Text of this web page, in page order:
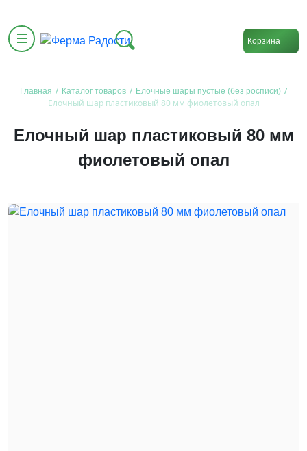
Корзина
Главная / Каталог товаров / Елочные шары пустые (без росписи) /
Елочный шар пластиковый 80 мм фиолетовый опал
Елочный шар пластиковый 80 мм
фиолетовый опал